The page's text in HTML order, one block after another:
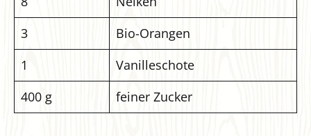
3
Bio-Orangen
1
Vanilleschote
400 g
feiner Zucker